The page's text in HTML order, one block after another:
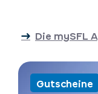
Die mySFL
Gutscheine